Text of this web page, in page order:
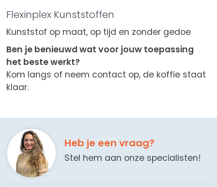
Flexinplex Kunststoffen
Kunststof op maat, op tijd en zonder gedoe
Ben je benieuwd wat voor jouw toepassing
het beste werkt?
Kom langs of neem contact op, de koffie staat
klaar.
Heb je een vraag?
Stel hem aan onze specialisten!